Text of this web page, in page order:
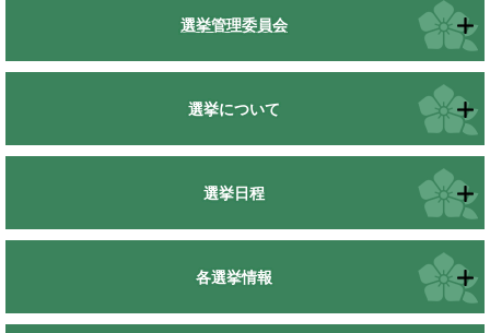
選挙管理委員会
選挙について
選挙日程
各選挙情報